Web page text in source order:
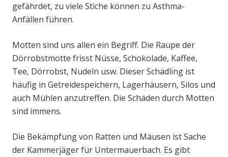
gefährdet, zu viele Stiche können zu Asthma-
Anfällen führen.
Motten sind uns allen ein Begriff. Die Raupe der
Dörrobstmotte frisst Nüsse, Schokolade, Kaffee,
Tee, Dörrobst, Nudeln usw. Dieser Schädling ist
häufig in Getreidespeichern, Lagerhäusern, Silos und
auch Mühlen anzutreffen. Die Schäden durch Motten
sind immens.
Die Bekämpfung von Ratten und Mäusen ist Sache
der Kammerjäger für Untermauerbach. Es gibt